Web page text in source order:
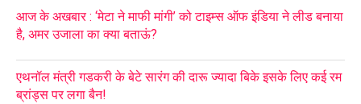
आज के अखबार : ‘मेटा ने माफी मांगी’ को टाइम्स ऑफ इंडिया ने लीड बनाया
है, अमर उजाला का क्या बताऊं?
एथनॉल मंत्री गडकरी के बेटे सारंग की दारू ज्यादा बिके इसके लिए कई रम
ब्रांड्स पर लगा बैन!